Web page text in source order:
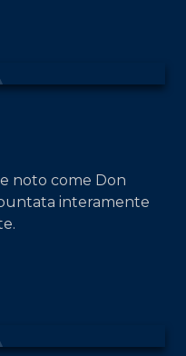
noto come Don
interamente